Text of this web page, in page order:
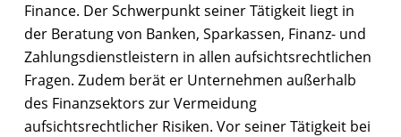
Finance. Der Schwerpunkt seiner Tätigkeit liegt in
der Beratung von Banken, Sparkassen, Finanz- und
Zahlungsdienstleistern in allen aufsichtsrechtlichen
Fragen. Zudem berät er Unternehmen außerhalb
des Finanzsektors zur Vermeidung
aufsichtsrechtlicher Risiken. Vor seiner Tätigkeit bei